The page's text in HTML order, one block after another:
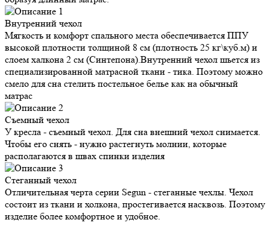
Внутренний чехол
Мягкость и комфорт спального места обеспечивается ППУ
высокой плотности толщиной 8 см (плотность 25 кг\куб.м) и
слоем халкона 2 см (Синтепона).Внутренний чехол шьется из
специализированной матрасной ткани - тика. Поэтому можно
смело для сна стелить постельное белье как на обычный
матрас
Съемный чехол
У кресла - съемный чехол. Для сна внешний чехол снимается.
Чтобы его снять - нужно растегнуть молнии, которые
располагаются в швах спинки изделия
Стеганный чехол
Отличительная черта серии Segun - стеганные чехлы. Чехол
состоит из ткани и холкона, простегивается насквозь. Поэтому
изделие более комфортное и удобное.